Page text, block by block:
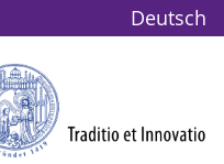
Deutsch